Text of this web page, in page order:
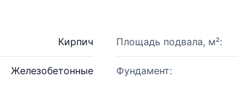
Кирпич Площадь подвала, м²:
Железобетонные Фундамент: